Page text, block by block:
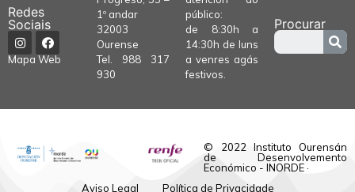
Redes
Sociais
Mapa Web
1º andar
32003
Ourense
Tel. 988 317
930
público:
de 8:30h a
14:30h de luns
a venres agás
festivos.
Procurar
© 2022 Instituto Ourensán
de Desenvolvemento
Económico - INORDE ·
Aviso Legal
Política de Privacidade